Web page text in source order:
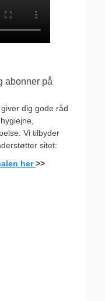
abonner på
dig gode råd
Vi tilbyder
sitet:
her>>